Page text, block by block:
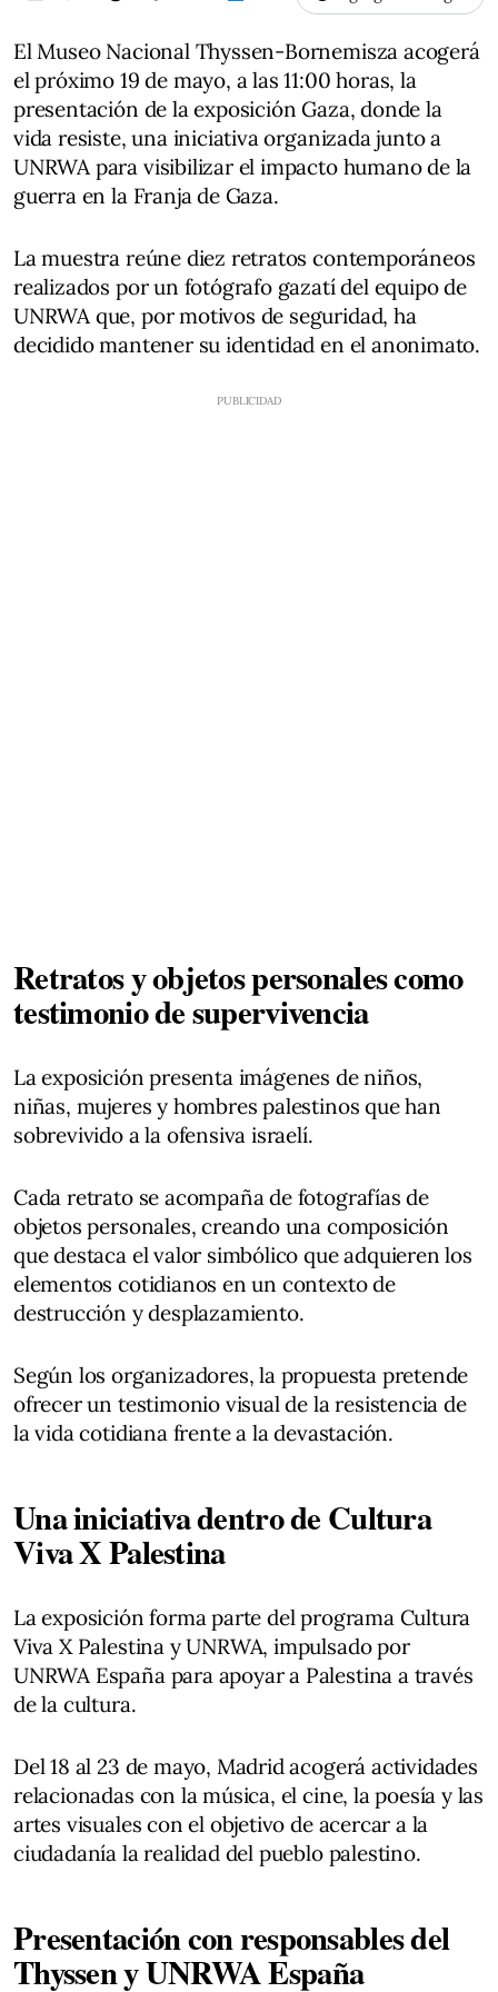
El Museo Nacional Thyssen-Bornemisza acogerá
el próximo 19 de mayo, a las 11:00 horas, la
presentación de la exposición Gaza, donde la
vida resiste, una iniciativa organizada junto a
UNRWA para visibilizar el impacto humano de la
guerra en la Franja de Gaza.
La muestra reúne diez retratos contemporáneos
realizados por un fotógrafo gazatí del equipo de
UNRWA que, por motivos de seguridad, ha
decidido mantener su identidad en el anonimato.
Retratos y objetos personales como
testimonio de supervivencia
La exposición presenta imágenes de niños,
niñas, mujeres y hombres palestinos que han
sobrevivido a la ofensiva israelí.
Cada retrato se acompaña de fotografías de
objetos personales, creando una composición
que destaca el valor simbólico que adquieren los
elementos cotidianos en un contexto de
destrucción y desplazamiento.
Según los organizadores, la propuesta pretende
ofrecer un testimonio visual de la resistencia de
la vida cotidiana frente a la devastación.
Una iniciativa dentro de Cultura
Viva X Palestina
La exposición forma parte del programa Cultura
Viva X Palestina y UNRWA, impulsado por
UNRWA España para apoyar a Palestina a través
de la cultura.
Del 18 al 23 de mayo, Madrid acogerá actividades
relacionadas con la música, el cine, la poesía y las
artes visuales con el objetivo de acercar a la
ciudadanía la realidad del pueblo palestino.
Presentación con responsables del
Thyssen y UNRWA España